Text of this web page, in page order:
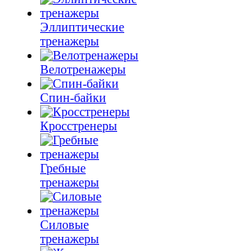
Эллиптические
тренажеры
Велотренажеры
Спин-байки
Кросстренеры
Гребные
тренажеры
Силовые
тренажеры